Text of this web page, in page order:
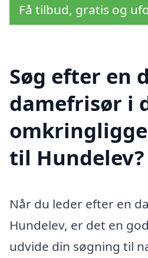
Få tilbud, gratis og
Søg efter en
damefrisør i
til Hundelev?
Når du leder efter en
Hundelev, er det en
udvide din søgning til